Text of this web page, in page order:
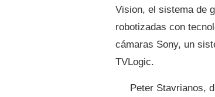
Vision, el sistema de
robotizadas con
cámaras Sony, un
TVLogic.
Peter Stavrianos,